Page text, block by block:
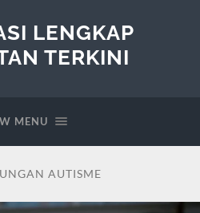
LENGKAP
TERKINI
MENU
AUTISME